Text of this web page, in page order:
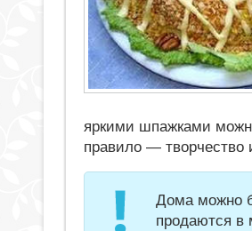
яркими шпажками
правило — творчество
Дома можно
продаются в